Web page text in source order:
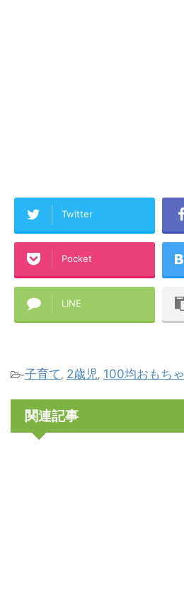
Twitter
Pocket
LINE
-子育て, 2歳児 , 100均おもちゃ
関連記事